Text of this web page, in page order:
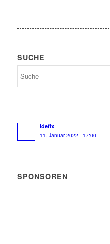
SUCHE
Idefix
11. Januar 2022 - 17:00
SPONSOREN